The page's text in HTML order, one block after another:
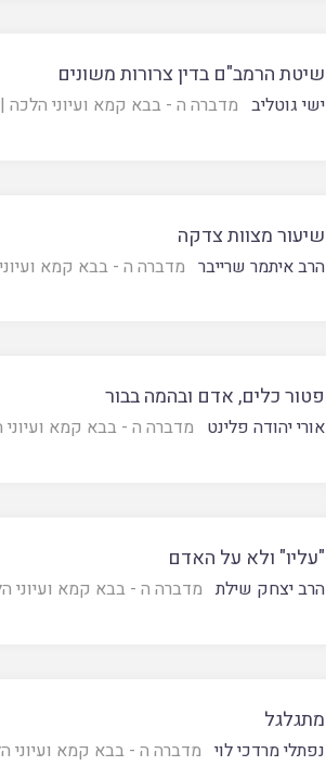
שיטת הרמב"ם בדין צרורות משונים
ישי גוטליב מדברה ה - בבא קמא ועיוני הלכה |
שיעור מצוות צדקה
הרב איתמר שרייבר מדברה ה - בבא קמא
פטור כלים, אדם ובהמה בבור
אורי יהודה פלינט מדברה ה - בבא קמא ועיוני
"עליו" ולא על האדם
הרב יצחק שילת מדברה ה - בבא קמא ועיוני
מתגלגל
נפתלי מרדכי לוי מדברה ה - בבא קמא ועיוני